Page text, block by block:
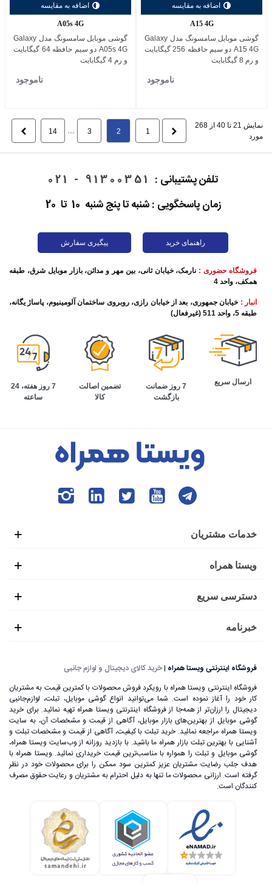
اضافه به مقایسه
A15 4G
گوشی موبایل سامسونگ مدل Galaxy
A15 4G دو سیم حافظه 256 گیگابایت
و رم 8 گیگابایت
ناموجود
اضافه به مقایسه
A05s 4G
گوشی موبایل سامسونگ مدل Galaxy
A05s 4G دو سیم حافظه 64 گیگابایت
و رم 4 گیگابایت
ناموجود
نمایش 21 تا 40 از 268
مورد
1
2
3
14
تلفن پشتیبانی : 91300351 - 021
زمان پاسخگویی : شنبه تا پنج شنبه 10 تا 20
راهنمای خرید پیگیری سفارش
فروشگاه حضوری : نارمک، خیابان ثانی، بین مهر و مدائن، بازار موبایل شرق، طبقه
همکف، واحد 4
انبار : خیابان جمهوری، بعد از خیابان رازی، روبروی ساختمان آلومینیوم، پاساژ یگانه،
طبقه 5، واحد 511 (غیرفعال)
ارسال سریع
7 روز ضمانت
بازگشت
تضمین اصالت
کالا
7 روز هفته، 24
ساعته
خدمات مشتریان
ویستا همراه
دسترسی سریع
خبرنامه
فروشگاه اینترنتی ویستا همراه |خرید کالای دیجیتال و لوازم جانبی
فروشگاه اینترنتی ویستا همراه با رویکرد فروش محصولات با کمترین قیمت به مشتریان
کار خود را آغاز نموده است. شما می‌توانید انواع گوشی موبایل، تبلت، لوازم‌جانبی
دیجیتال را ارزان‌تر از همه‌جا از فروشگاه اینترنتی ویستا همراه تهیه نمائید. برای خرید
گوشی موبایل از بهترین‌های بازار موبایل، آگاهی از قیمت و مشخصات آن، به ‌سایت
ویستا همراه مراجعه نمائید. خرید تبلت با کیفیت، آگاهی از قیمت و مشخصات تبلت و
آشنایی با بهترین تبلت بازار همراه ما باشید. با بازدید روزانه از وب‌سایت ویستا همراه،
گوشی موبایل و تبلت را همواره با مناسب‌ترین قیمت خریداری نمائید. ویستا همراه با
هدف جلب رضایت مشتریان عزیز کمترین سود ممکن را برای محصولات خود در نظر
گرفته است. ارزانی محصولات ما تنها به دلیل احترام به مشتریان و رعایت حقوق مصرف
کنندگان است.